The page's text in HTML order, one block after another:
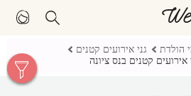
הולדת
גני אירועים קטנים
אירועים קטנים בנס ציונה